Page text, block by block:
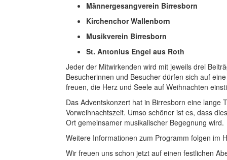
Männergesangverein Birresborn
Kirchenchor Wallenborn
Musikverein Birresborn
St. Antonius Engel aus Roth
Jeder der Mitwirkenden wird mit jeweils drei
Besucherinnen und Besucher dürfen sich auf
freuen, die Herz und Seele auf Weihnachten
Das Adventskonzert hat in Birresborn eine lange
Vorweihnachtszeit. Umso schöner ist es, dass
Ort gemeinsamer musikalischer Begegnung wird.
Weitere Informationen zum Programm folgen im
Wir freuen uns schon jetzt auf einen festlichen